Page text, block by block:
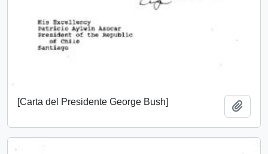
[Carta del Presidente George Bush]